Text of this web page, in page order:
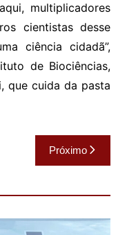
multiplicadores
cientistas desse
ciência cidadã”,
de Biociências,
que cuida da pasta
Próximo